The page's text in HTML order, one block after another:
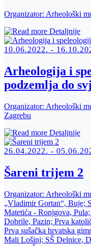
Organizator: Arheološki
Detaljnije
10.06.2022. -
Arheologija i
podzemlja do
Organizator: Arheološki
Zagrebu
Detaljnije
26.04.2022. -
Šareni trijem 2
Organizator: Arheološki
„Vladimir Gortan“, Buje;
Matetića - Ronjgova,
Dobrile, Pazin; Prva
Prva sušačka hrvatska
Mali Lošinj; SŠ Delnice,